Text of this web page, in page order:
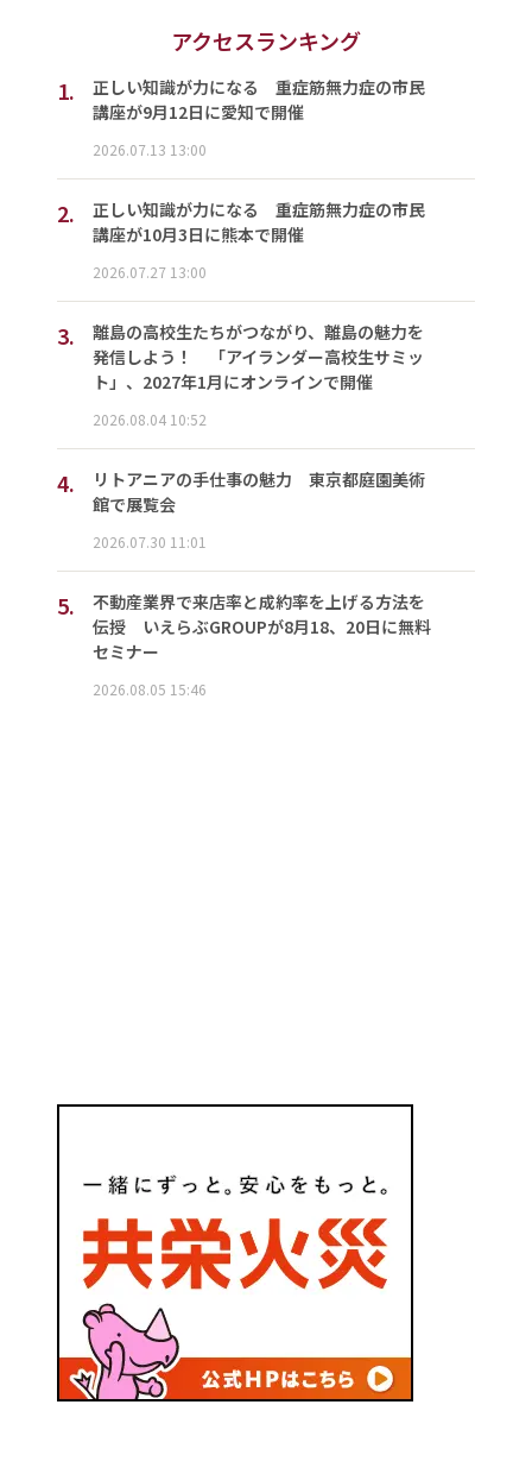
アクセスランキング
1.
正しい知識が力になる 重症筋無力症の市民
講座が9月12日に愛知で開催
2026.07.13 13:00
2.
正しい知識が力になる 重症筋無力症の市民
講座が10月3日に熊本で開催
2026.07.27 13:00
3.
離島の高校生たちがつながり、離島の魅力を
発信しよう！ 「アイランダー高校生サミッ
ト」、2027年1月にオンラインで開催
2026.08.04 10:52
4.
リトアニアの手仕事の魅力 東京都庭園美術
館で展覧会
2026.07.30 11:01
5.
不動産業界で来店率と成約率を上げる方法を
伝授 いえらぶGROUPが8月18、20日に無料
セミナー
2026.08.05 15:46